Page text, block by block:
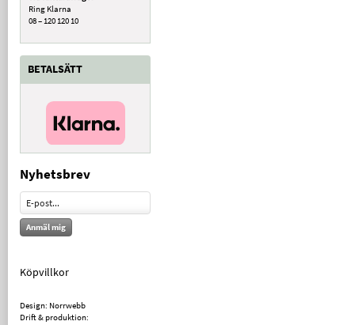
Ring Klarna
08 – 120 120 10
BETALSÄTT
Nyhetsbrev
Anmäl mig
Köpvillkor
Design: Norrwebb
Drift & produktion: